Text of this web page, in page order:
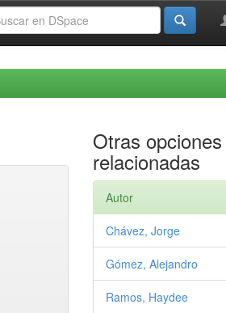
Otras opciones
relacionadas
Autor
Chávez, Jorge
Gómez, Alejandro
Ramos, Haydee